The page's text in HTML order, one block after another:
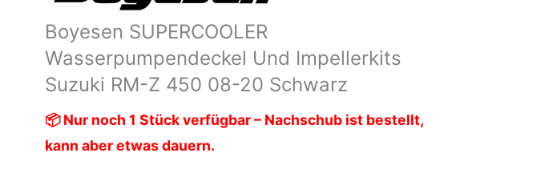
Boyesen SUPERCOOLER
Wasserpumpendeckel Und Impellerkits
Suzuki RM-Z 450 08-20 Schwarz
📦 Nur noch 1 Stück verfügbar – Nachschub ist bestellt,
kann aber etwas dauern.
273,64€
Impellerkits
Suzuki
RM-
Z
08-
20